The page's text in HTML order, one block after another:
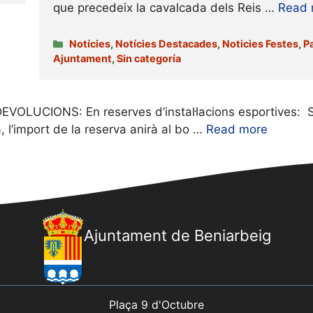
que precedeix la cavalcada dels Reis … Read
Categories
Notícies, Notícies Destacades, Noticies Festes,
Ajuntament, Sin categoría
En reserves d’instal·lacions esportives:
l’import de la reserva anirà al bo … Read more
de Beniarbeig, como Responsable del
Ajuntament de Beniarbeig
Plaça 9 d'Octubre